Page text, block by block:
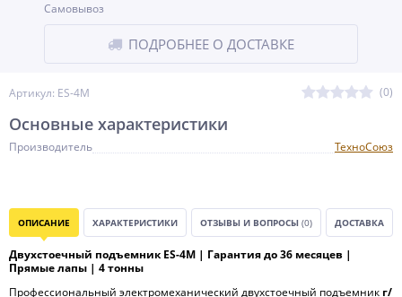
Артикул: ES-4M (0)
Самовывоз
ПОДРОБНЕЕ О ДОСТАВКЕ
Основные характеристики
Производитель ТехноСоюз
ОПИСАНИЕ ХАРАКТЕРИСТИКИ ОТЗЫВЫ И ВОПРОСЫ (0) ДОСТАВКА
Двухстоечный подъемник ES-4M | Гарантия до 36 месяцев |
Прямые лапы | 4 тонны
Профессиональный электромеханический двухстоечный подъемник г/